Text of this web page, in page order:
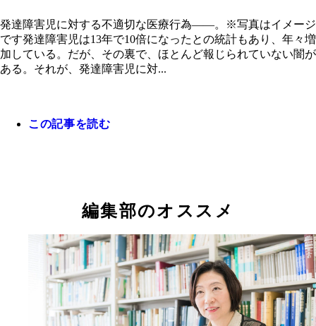
発達障害児に対する不適切な医療行為――。※写真はイメージ
です発達障害児は13年で10倍になったとの統計もあり、年々増
加している。だが、その裏で、ほとんど報じられていない闇が
ある。それが、発達障害児に対...
この記事を読む
編集部のオススメ